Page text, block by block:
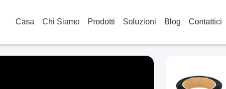
Casa Chi Siamo Prodotti Soluzioni Blog Contattici